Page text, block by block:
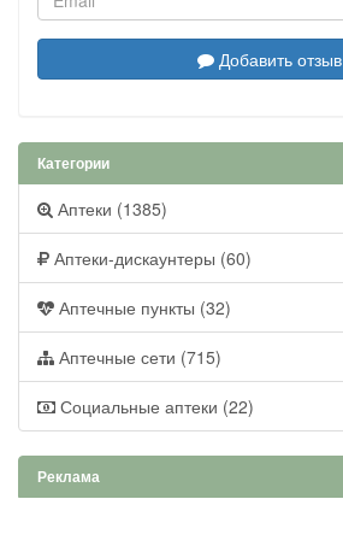
Добавить отзыв
Категории
Аптеки (1385)
Аптеки-дискаунтеры (60)
Аптечные пункты (32)
Аптечные сети (715)
Социальные аптеки (22)
Реклама